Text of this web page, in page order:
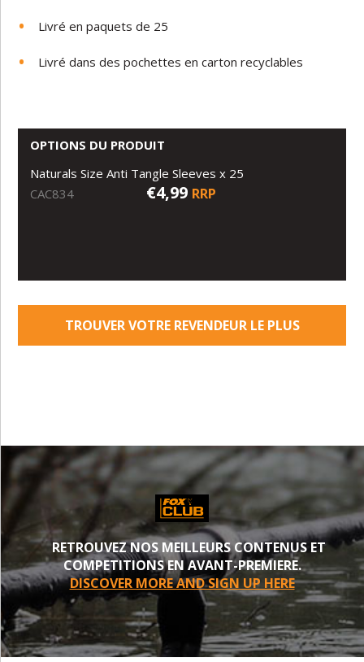
Livré en paquets de 25
Livré dans des pochettes en cartonrecyclables
OPTIONS DU PRODUIT
Naturals Size Anti Tangle Sleeves x 25
CAC834
€4,99 RRP
TROUVER VOTRE REVENDEUR LE PLUS
RETROUVEZ NOS MEILLEURS CONTENUS ET
COMPETITIONS EN AVANT-PREMIERE.
DISCOVER MORE AND SIGN UP HERE